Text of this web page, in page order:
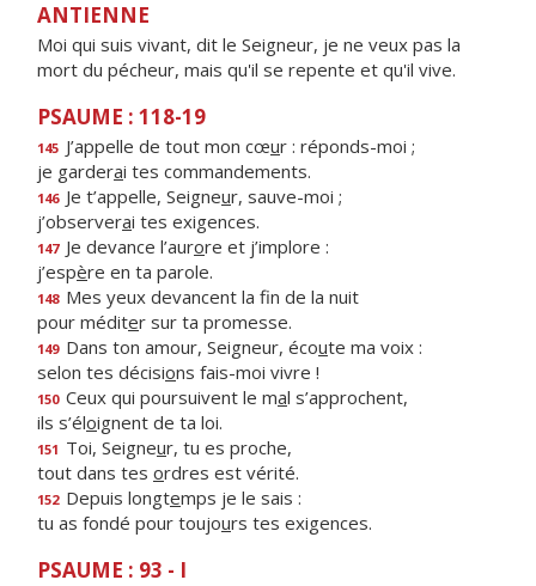
ANTIENNE
Moi qui suis vivant, dit le Seigneur, je ne veux pas la
mort du pécheur, mais qu'il se repente et qu'il vive.
PSAUME : 118-19
145 J’appelle de tout mon cœur : réponds-moi ;
je garderai tes commandements.
146 Je t’appelle, Seigneur, sauve-moi ;
j’observerai tes exigences.
147 Je devance l’aurore et j’implore :
j’espère en ta parole.
148 Mes yeux devancent la fn de la nuit
pour méditer sur ta promesse.
149 Dans ton amour, Seigneur, écoute ma voix :
selon tes décisions fais-moi vivre !
150 Ceux qui poursuivent le mal s’approchent,
ils s’éloignent de ta loi.
151 Toi, Seigneur, tu es proche,
tout dans tes ordres est vérité.
152 Depuis longtemps je le sais :
tu as fondé pour toujours tes exigences.
PSAUME : 93 - I